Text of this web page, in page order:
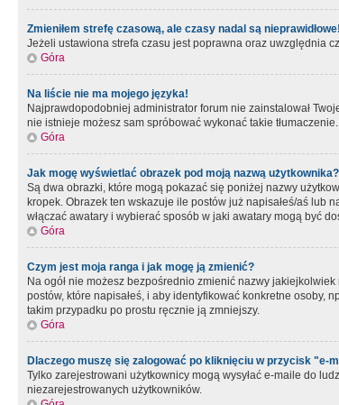
Zmieniłem strefę czasową, ale czasy nadal są nieprawidłowe!
Jeżeli ustawiona strefa czasu jest poprawna oraz uwzględnia
Góra
Na liście nie ma mojego języka!
Najprawdopodobniej administrator forum nie zainstalował
nie istnieje możesz sam spróbować wykonać takie
Góra
Jak mogę wyświetlać obrazek pod moją nazwą użytkownika?
Są dwa obrazki, które mogą pokazać się poniżej nazwy
kropek. Obrazek ten wskazuje ile postów już napisałeś/aś lub
włączać awatary i wybierać sposób w jaki awatary mogą być
Góra
Czym jest moja ranga i jak mogę ją zmienić?
Na ogół nie możesz bezpośrednio zmienić nazwy
postów, które napisałeś, i aby identyfikować konkretne osoby,
takim przypadku po prostu ręcznie ją zmniejszy.
Góra
Dlaczego muszę się zalogować po kliknięciu w przycisk "e-
Tylko zarejestrowani użytkownicy mogą wysyłać e-maile do
niezarejestrowanych użytkowników.